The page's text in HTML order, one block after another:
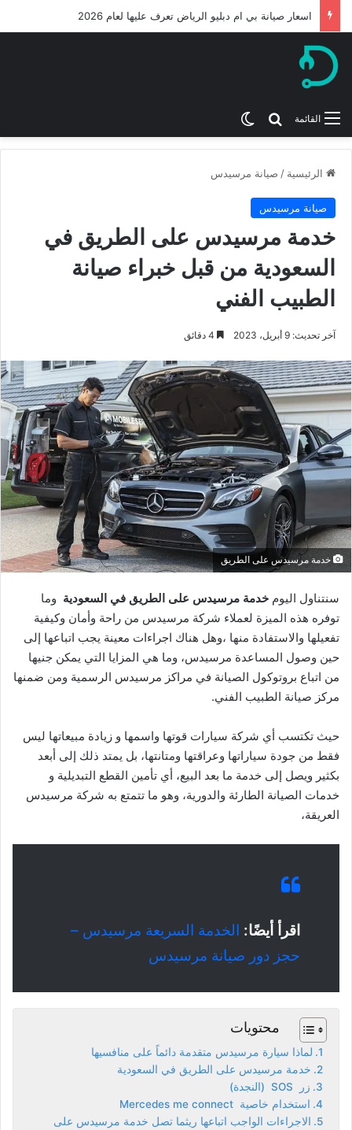
اسعار صيانة بي ام دبليو الرياض تعرف عليها لعام 2026
القائمة بحث عن
الرئيسية / صيانة مرسيدس
صيانة مرسيدس
خدمة مرسيدس على الطريق في
السعودية من قبل خبراء صيانة
الطبيب الفني
آخر تحديث: 9 أبريل، 2023
خدمة مرسيدس على الطريق
سنتناول اليوم خدمة مرسيدس على الطريق في السعودية وما
توفره هذه الميزة لعملاء شركة مرسيدس من راحة وأمان وكيفية
تفعيلها والاستفادة منها ،وهل هناك اجراءات معينة يجب اتباعها إلى
حين وصول المساعدة مرسيدس، وما هي المزايا التي يمكن جنيها
من اتباع بروتوكول الصيانة في مراكز مرسيدس الرسمية ومن ضمنها
مركز صيانة الطبيب الفني.
حيث تكتسب أي شركة سيارات قوتها واسمها و زيادة مبيعاتها ليس
فقط من جودة سياراتها وعراقتها ومتانتها، بل يمتد ذلك إلى أبعد
بكثير ويصل إلى خدمة ما بعد البيع، أي تأمين القطع التبديلية و
خدمات الصيانة الطارئة والدورية، وهو ما تتمتع به شركة مرسيدس
العريقة،
اقرأ أيضًا: الخدمة السريعة مرسيدس –
حجز دور صيانة مرسيدس
محتويات
لماذا سيارة مرسيدس متقدمة دائماً على منافسيها
خدمة مرسيدس على الطريق في السعودية
زر SOS (النجدة)
استخدام خاصية Mercedes me connect
الاجراءات الواجب اتباعها ريثما تصل خدمة مرسيدس على